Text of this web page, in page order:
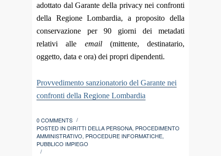
adottato dal Garante della privacy nei confronti
della Regione Lombardia, a proposito della
conservazione per 90 giorni dei metadati
relativi alle email(mittente, destinatario,
oggetto, data e ora) dei propri dipendenti.
Provvedimento sanzionatorio del Garante nei
confronti della Regione Lombardia
0 COMMENTS /
POSTED IN DIRITTI DELLA PERSONA, PROCEDIMENTO
AMMINISTRATIVO, PROCEDURE INFORMATICHE,
PUBBLICO IMPIEGO
/